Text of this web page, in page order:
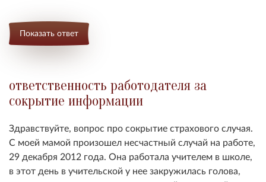
Показать ответ
ответственность работодателя за
сокрытие информации
Здравствуйте, вопрос про сокрытие страхового случая.
С моей мамой произошел несчастный случай на работе,
29 декабря 2012 года. Она работала учителем в школе,
в этот день в учительской у нее закружилась голова,